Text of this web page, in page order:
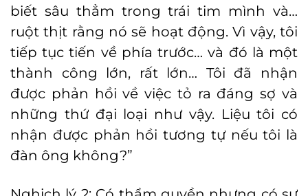
biết sâu thẳm trong trái tim mình và…
ruột thịt rằng nó sẽ hoạt động. Vì vậy, tôi
tiếp tục tiến về phía trước… và đó là một
thành công lớn, rất lớn… Tôi đã nhận
được phản hồi về việc tỏ ra đáng sợ và
những thứ đại loại như vậy. Liệu tôi có
nhận được phản hồi tương tự nếu tôi là
đàn ông không?”